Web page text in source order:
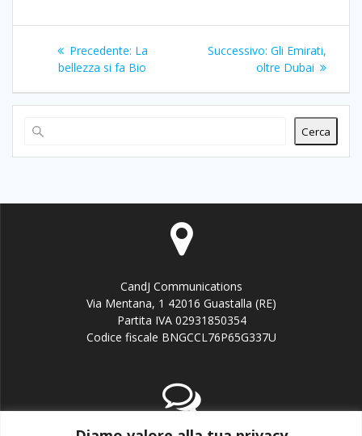
Navigazione
articoli
Precedente: Articolo
precedente:
La
bellezza si fa Bio
Successivo: Articolo
successivo:
Gli Emirati,
oltre Dubai
Cerca
CandJ Communications
Via Mentana, 1 42016 Guastalla (RE)
Partita IVA 02931850354
Codice fiscale BNGCCL76P65G337U